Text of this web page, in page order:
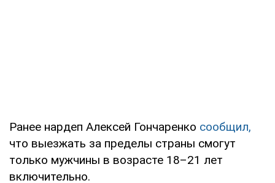
Ранее нардеп Алексей Гончаренко сообщил,
что выезжать за пределы страны смогут
только мужчины в возрасте 18–21 лет
включительно.